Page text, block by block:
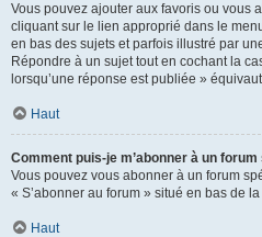
Vous pouvez ajouter aux favoris ou vous
cliquant sur le lien approprié dans le
en bas des sujets et parfois illustré par
Répondre à un sujet tout en cochant la
lorsqu’une réponse est publiée »
Haut
Comment puis-je m’abonner à un
Vous pouvez vous abonner à un forum
« S’abonner au forum » situé en bas de
Haut